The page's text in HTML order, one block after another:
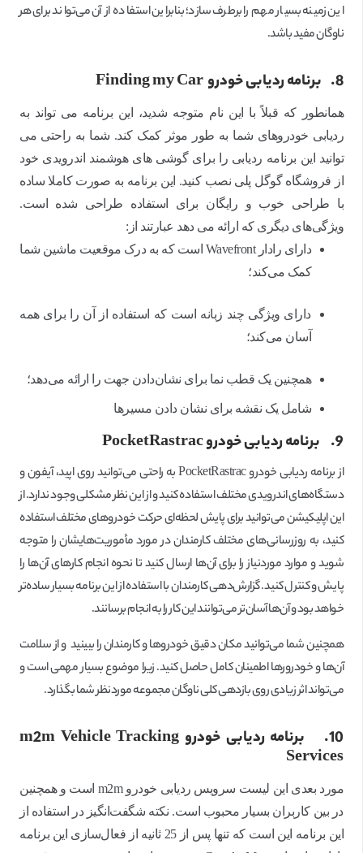
این زمینه بسیار مهم را برطرف سازد؛ بنابراین استفاده از آن می‌تواند برای هر
ناوگان مفید باشد.
8. برنامه ردیابی خودرو Finding my Car
همانطور که قبلاً با این نام متوجه شدید، این برنامه می تواند به
ردیابی خودروهای شما به طور موثر کمک کند. شما به راحتی می
توانید این برنامه ردیابی را برای گوشی های هوشمند اندرویدی خود
از فروشگاه گوگل پلی نصب کنید. این برنامه به صورت کاملا ساده
با طراحی خوب و رایگان برای استفاده طراحی شده است.
ویژگی‌های دیگری که ارائه می دهد عبارتند از:
دارای رادار Wavefront است که به درک موقعیت ماشین شما
کمک می‌کند؛
دارای ویژگی چند زبانه است که استفاده از آن را برای همه
آسان می‌کند؛
همچنین یک قطب نما برای نشان‌دادن جهت را ارائه می‌دهد؛
شامل یک نقشه برای نشان دادن مسیرها
9. برنامه ردیابی خودروPocketRastrac
از برنامه ردیابی خودرو PocketRastrac به راحتی می‌توانید روی اپید، آیفون و
دستگاه‌های اندرویدی مختلف استفاده کنید و از این نظر مشکلی وجود ندارد. از
این اپلیکیشن می‌توانید برای پایش لحظه‌ای حرکت خودروهای مختلف استفاده
کنید، به روز‌رسانی‌های مختلف کارمندان در مورد مأموریت‌هایشان را متوجه
شوید و موارد موردنیاز را برای آن‌ها ارسال کنید تا نحوه انجام کارهای آن‌ها را
پایش و کنترل کنید. گزارش‌دهی کارمندان با استفاده از این برنامه بسیار ساده‌تر
خواهد بود و آن‌ها آسان‌تر می‌توانند این کار را به انجام برسانند.
همچنین شما می‌توانید مکان دقیق خودروها و کارمندان را ببینید و از سلامت
آن‌ها و خودرورها اطمینان کامل حاصل کنید. زیرا موضوع بسیار مهمی است و
می‌تواند اثر زیادی روی بازدهی کلی ناوگان مجموعه موردنظر شما بگذارد.
10.
برنامه ردیابی خودرو m2m Vehicle Tracking
Services
مورد بعدی این لیست سرویس ردیابی خودرو m2m است و همچنین
در بین کاربران بسیار محبوب است. نکته شگفت‌انگیز در استفاده از
این برنامه این است که تنها پس از 25 ثانیه از فعال‌سازی این برنامه